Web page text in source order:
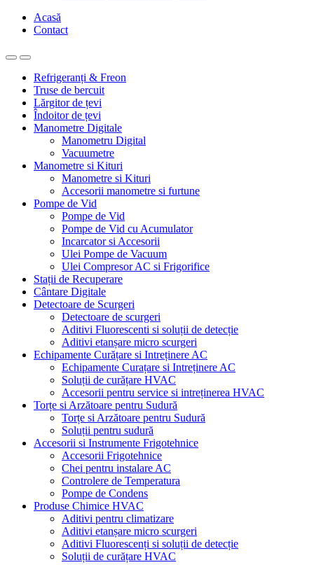
Acasă
Contact
Refrigeranți & Freon
Truse de bercuit
Lărgitor de țevi
Îndoitor de țevi
Manometre Digitale
Manometru Digital
Vacuumetre
Manometre si Kituri
Manometre si Kituri
Accesorii manometre si furtune
Pompe de Vid
Pompe de Vid
Pompe de Vid cu Acumulator
Incarcator si Accesorii
Ulei Pompe de Vacuum
Ulei Compresor AC si Frigorifice
Stații de Recuperare
Cântare Digitale
Detectoare de Scurgeri
Detectoare de scurgeri
Aditivi Fluorescenti si soluții de detecție
Aditivi etanșare micro scurgeri
Echipamente Curățare si Intreținere AC
Echipamente Curațare si Intreținere AC
Soluții de curățare HVAC
Accesorii pentru service si intreținerea HVAC
Torțe si Arzătoare pentru Sudură
Torțe si Arzătoare pentru Sudură
Soluții pentru sudură
Accesorii si Instrumente Frigotehnice
Accesorii Frigotehnice
Chei pentru instalare AC
Controlere de Temperatura
Pompe de Condens
Produse Chimice HVAC
Aditivi pentru climatizare
Aditivi etanșare micro scurgeri
Aditivi Fluorescenți si soluții de detecție
Soluții de curățare HVAC